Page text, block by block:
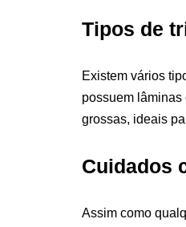
Tipos de
Existem vários
possuem
grossas, ideais
Cuidados
Assim como